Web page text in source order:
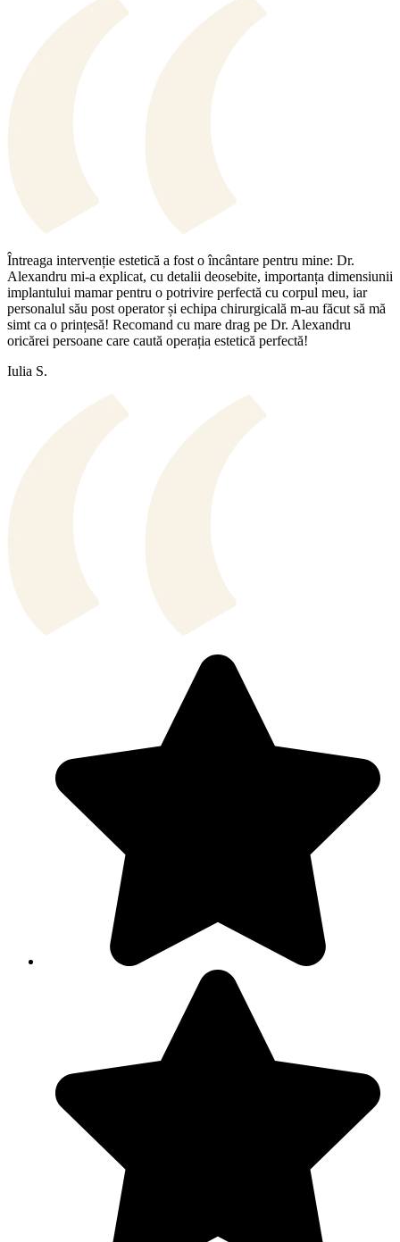
Întreaga intervenție estetică a fost o încântare pentru mine: Dr.
Alexandru mi-a explicat, cu detalii deosebite, importanța dimensiunii
implantului mamar pentru o potrivire perfectă cu corpul meu, iar
personalul său post operator și echipa chirurgicală m-au făcut să mă
simt ca o prințesă! Recomand cu mare drag pe Dr. Alexandru
oricărei persoane care caută operația estetică perfectă!
Iulia S.